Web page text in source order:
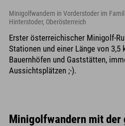
Minigolfwandern in Vorderstoder im
Hinterstoder, Oberösterreich
Erster österreichischer Minigolf-
Stationen und einer Länge von
Bauernhöfen und Gaststätten,
Aussichtsplätzen ;-).
Minigolfwandern mit der